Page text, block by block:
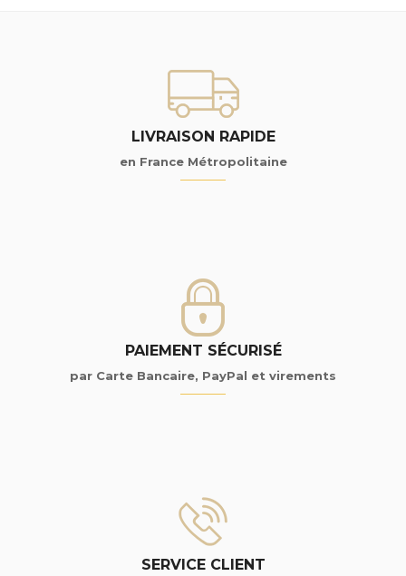
LIVRAISON RAPIDE
en France Métropolitaine
PAIEMENT SÉCURISÉ
par Carte Bancaire, PayPal et virements
SERVICE CLIENT